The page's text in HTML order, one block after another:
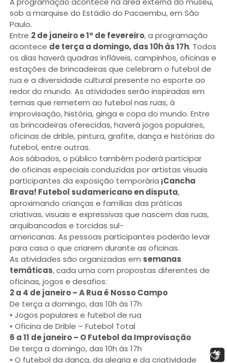
sob a marquise do Estádio do Pacaembu, em São
Paulo.
Entre 2 de janeiro e 1º de fevereiro, a programação
acontece de terça a domingo, das 10h às 17h. Todos
os dias haverá quadras infláveis, campinhos, oficinas e
estações de brincadeiras que celebram o futebol de
rua e a diversidade cultural presente no esporte ao
redor do mundo. As atividades serão inspiradas em
temas que remetem ao futebol nas ruas, à
improvisação, história, ginga e copa do mundo. Entre
as brincadeiras oferecidas, haverá jogos populares,
oficinas de drible, pintura, grafite, dança e histórias do
futebol, entre outras.
Aos sábados, o público também poderá participar
de oficinas especiais conduzidas por artistas visuais
participantes da exposição temporária ¡Cancha
Brava! Futebol sudamericano en disputa,
aproximando crianças e famílias das práticas
criativas, visuais e expressivas que nascem das ruas,
arquibancadas e torcidas sul-
americanas. As pessoas participantes poderão levar
para casa o que criarem durante as oficinas.
As atividades são organizadas em semanas
temáticas, cada uma com propostas diferentes de
oficinas, jogos e desafios:
2 a 4 de janeiro – A Rua é Nosso Campo
De terça a domingo, das 10h às 17h
• Jogos populares e futebol de rua
• Oficina de Drible – Futebol Total
6 a 11 de janeiro – O Futebol da Improvisação
De terça a domingo, das 10h às 17h
• O futebol da dança, da alegria e da criatividade
Libras